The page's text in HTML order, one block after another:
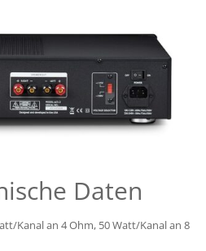
Daten
Kanal an 4 Ohm, 50 Watt/Kanal an 8